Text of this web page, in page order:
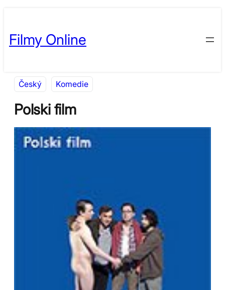
obsah
content
Filmy Online
Český Komedie
Polski film